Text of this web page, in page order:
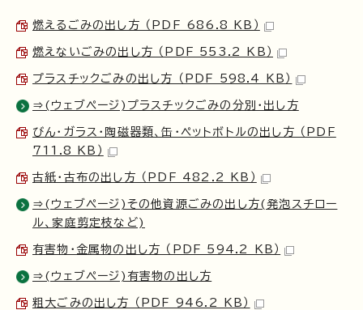
燃えるごみの出し方 （PDF 686.8 KB）
燃えないごみの出し方 （PDF 553.2 KB）
プラスチックごみの出し方 （PDF 598.4 KB）
⇒(ウェブページ)プラスチックごみの分別・出し方
びん・ガラス・陶磁器類、缶・ペットボトルの出し方 （PDF
711.8 KB）
古紙・古布の出し方 （PDF 482.2 KB）
⇒(ウェブページ)その他資源ごみの出し方(発泡スチロー
ル、家庭剪定枝など)
有害物・金属物の出し方 （PDF 594.2 KB）
⇒(ウェブページ)有害物の出し方
粗大ごみの出し方 （PDF 946.2 KB）